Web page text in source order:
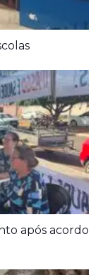
após acordo